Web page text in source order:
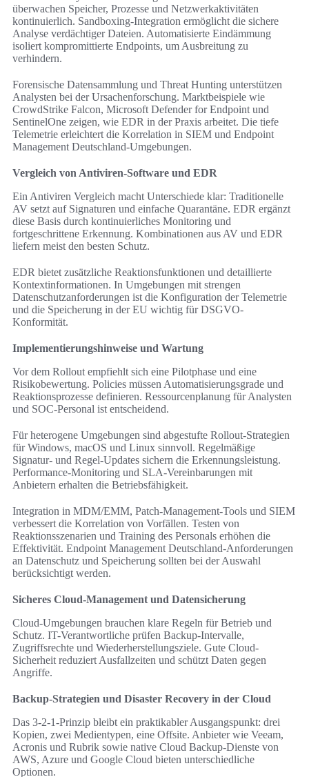
überwachen Speicher, Prozesse und Netzwerkaktivitäten
kontinuierlich. Sandboxing-Integration ermöglicht die sichere
Analyse verdächtiger Dateien. Automatisierte Eindämmung
isoliert kompromittierte Endpoints, um Ausbreitung zu
verhindern.
Forensische Datensammlung und Threat Hunting unterstützen
Analysten bei der Ursachenforschung. Marktbeispiele wie
CrowdStrike Falcon, Microsoft Defender for Endpoint und
SentinelOne zeigen, wie EDR in der Praxis arbeitet. Die tiefe
Telemetrie erleichtert die Korrelation in SIEM und Endpoint
Management Deutschland-Umgebungen.
Vergleich von Antiviren-Software und EDR
Ein Antiviren Vergleich macht Unterschiede klar: Traditionelle
AV setzt auf Signaturen und einfache Quarantäne. EDR ergänzt
diese Basis durch kontinuierliches Monitoring und
fortgeschrittene Erkennung. Kombinationen aus AV und EDR
liefern meist den besten Schutz.
EDR bietet zusätzliche Reaktionsfunktionen und detaillierte
Kontextinformationen. In Umgebungen mit strengen
Datenschutzanforderungen ist die Konfiguration der Telemetrie
und die Speicherung in der EU wichtig für DSGVO-
Konformität.
Implementierungshinweise und Wartung
Vor dem Rollout empfiehlt sich eine Pilotphase und eine
Risikobewertung. Policies müssen Automatisierungsgrade und
Reaktionsprozesse definieren. Ressourcenplanung für Analysten
und SOC-Personal ist entscheidend.
Für heterogene Umgebungen sind abgestufte Rollout-Strategien
für Windows, macOS und Linux sinnvoll. Regelmäßige
Signatur- und Regel-Updates sichern die Erkennungsleistung.
Performance-Monitoring und SLA-Vereinbarungen mit
Anbietern erhalten die Betriebsfähigkeit.
Integration in MDM/EMM, Patch-Management-Tools und SIEM
verbessert die Korrelation von Vorfällen. Testen von
Reaktionsszenarien und Training des Personals erhöhen die
Effektivität. Endpoint Management Deutschland-Anforderungen
an Datenschutz und Speicherung sollten bei der Auswahl
berücksichtigt werden.
Sicheres Cloud-Management und Datensicherung
Cloud-Umgebungen brauchen klare Regeln für Betrieb und
Schutz. IT-Verantwortliche prüfen Backup-Intervalle,
Zugriffsrechte und Wiederherstellungsziele. Gute Cloud-
Sicherheit reduziert Ausfallzeiten und schützt Daten gegen
Angriffe.
Backup-Strategien und Disaster Recovery in der Cloud
Das 3-2-1-Prinzip bleibt ein praktikabler Ausgangspunkt: drei
Kopien, zwei Medientypen, eine Offsite. Anbieter wie Veeam,
Acronis und Rubrik sowie native Cloud Backup-Dienste von
AWS, Azure und Google Cloud bieten unterschiedliche
Optionen.